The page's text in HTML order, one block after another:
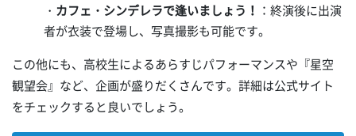
・ カフェ・シンデレラで逢いましょう！ ：終演後に出演
者が衣装で登場し、写真撮影も可能です。
この他にも、高校生によるあらすじパフォーマンスや『星空
観望会』など、企画が盛りだくさんです。詳細は公式サイト
をチェックすると良いでしょう。